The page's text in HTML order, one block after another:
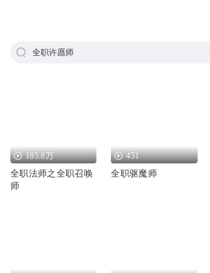
全职许愿师
185.8万
全职法师之全职召唤
师
451
全职驱魔师